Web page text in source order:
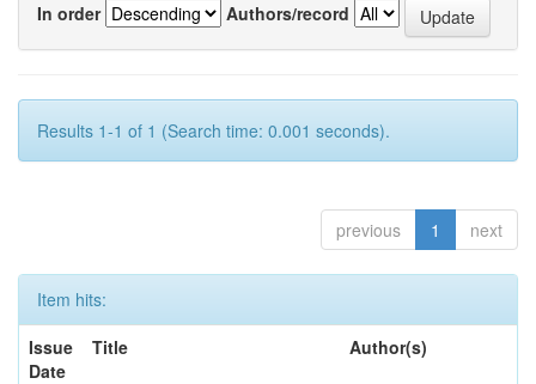
In order
Authors/record
Results 1-1 of 1 (Search time: 0.001 seconds).
previous 1 next
Item hits:
Issue
Date
Title Author(s)